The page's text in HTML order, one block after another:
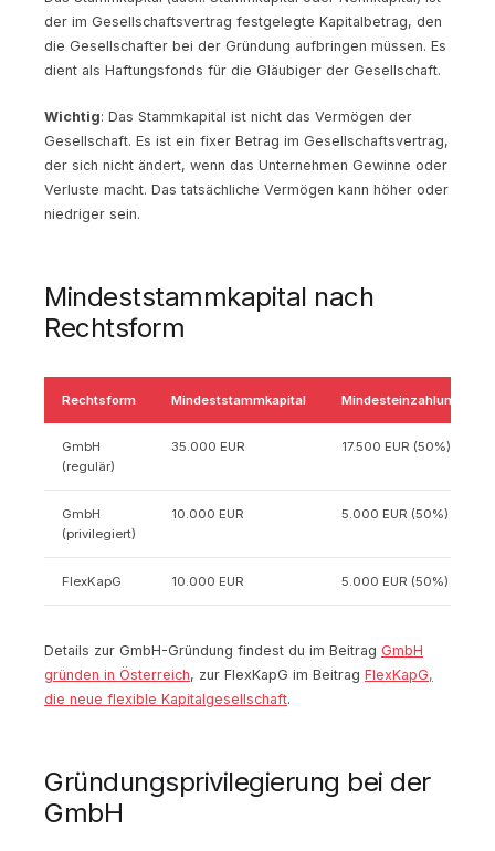
der im Gesellschaftsvertrag festgelegte Kapitalbetrag, den
die Gesellschafter bei der Gründung aufbringen müssen. Es
dient als Haftungsfonds für die Gläubiger der Gesellschaft.
Wichtig: Das Stammkapital ist nicht das Vermögen der
Gesellschaft. Es ist ein fixer Betrag im Gesellschaftsvertrag,
der sich nicht ändert, wenn das Unternehmen Gewinne oder
Verluste macht. Das tatsächliche Vermögen kann höher oder
niedriger sein.
Mindeststammkapital nach
Rechtsform
Rechtsform Mindeststammkapital Mindesteinzahlung bei
GmbH
(regulär)
35.000 EUR 17.500 EUR (50%)
GmbH
(privilegiert)
10.000 EUR 5.000 EUR (50%)
FlexKapG 10.000 EUR 5.000 EUR (50%)
Details zur GmbH-Gründung findest du im Beitrag GmbH
gründen in Österreich, zur FlexKapG im Beitrag FlexKapG,
die neue flexible Kapitalgesellschaft.
Gründungsprivilegierung bei der
GmbH